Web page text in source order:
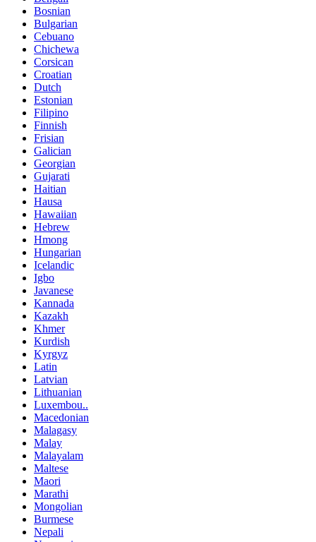
Bosnian
Bulgarian
Cebuano
Chichewa
Corsican
Croatian
Dutch
Estonian
Filipino
Finnish
Frisian
Galician
Georgian
Gujarati
Haitian
Hausa
Hawaiian
Hebrew
Hmong
Hungarian
Icelandic
Igbo
Javanese
Kannada
Kazakh
Khmer
Kurdish
Kyrgyz
Latin
Latvian
Lithuanian
Luxembou..
Macedonian
Malagasy
Malay
Malayalam
Maltese
Maori
Marathi
Mongolian
Burmese
Nepali